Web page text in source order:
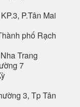
P.Tân Mai
phố Rạch
Trang
7
3, Tp Tân